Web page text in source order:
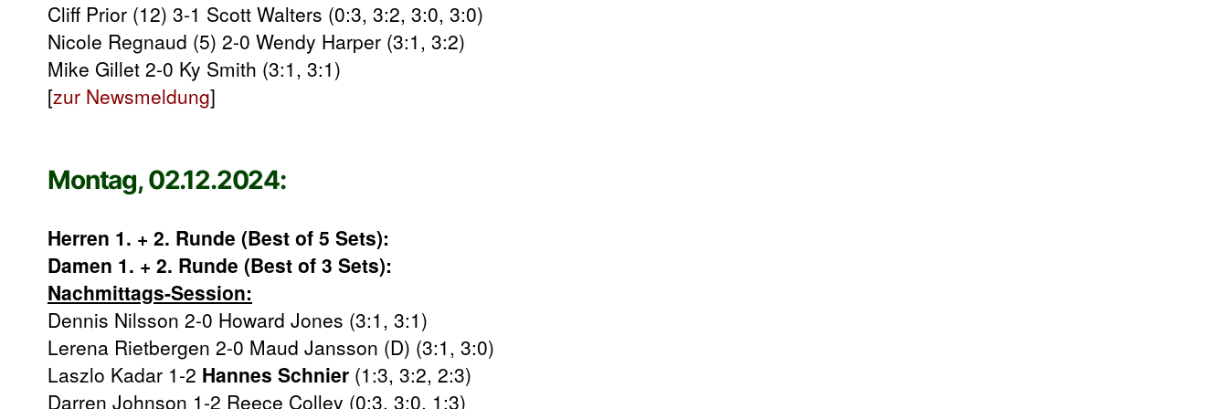
Cliff Prior (12) 3-1 Scott Walters (0:3, 3:2, 3:0, 3:0)
Nicole Regnaud (5) 2-0 Wendy Harper (3:1, 3:2)
Mike Gillet 2-0 Ky Smith (3:1, 3:1)
[zur Newsmeldung]
Montag, 02.12.2024:
Herren 1. + 2. Runde (Best of 5 Sets):
Damen 1. + 2. Runde (Best of 3 Sets):
Nachmittags-Session:
Dennis Nilsson 2-0 Howard Jones (3:1, 3:1)
Lerena Rietbergen 2-0 Maud Jansson (D) (3:1, 3:0)
Laszlo Kadar 1-2 Hannes Schnier (1:3, 3:2, 2:3)
Darren Johnson 1-2 Reece Colley (0:3, 3:0, 1:3)